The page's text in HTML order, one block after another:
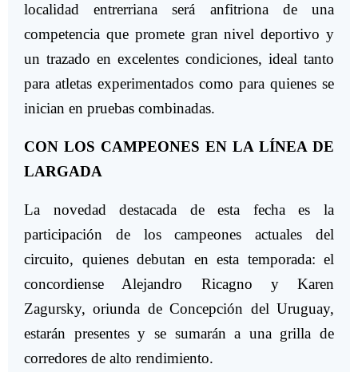
localidad entrerriana será anfitriona de una
competencia que promete gran nivel deportivo y
un trazado en excelentes condiciones, ideal tanto
para atletas experimentados como para quienes se
inician en pruebas combinadas.
CON LOS CAMPEONES EN LA LÍNEA DE
LARGADA
La novedad destacada de esta fecha es la
participación de los campeones actuales del
circuito, quienes debutan en esta temporada: el
concordiense Alejandro Ricagno y Karen
Zagursky, oriunda de Concepción del Uruguay,
estarán presentes y se sumarán a una grilla de
corredores de alto rendimiento.